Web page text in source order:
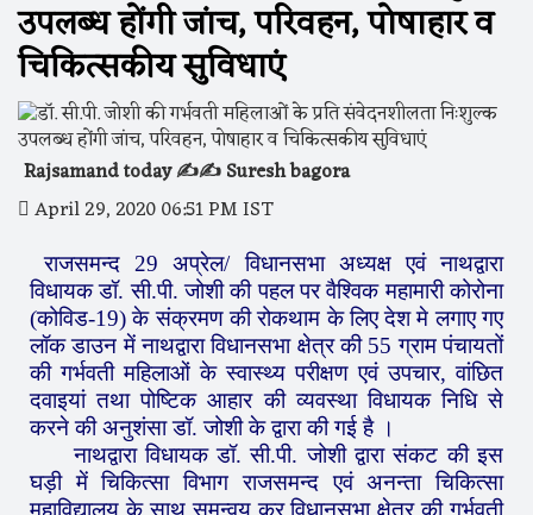
उपलब्ध होंगी जांच, परिवहन, पोषाहार व
चिकित्सकीय सुविधाएं
Rajsamand today ✍️✍️ Suresh bagora
April 29, 2020 06:51 PM IST
राजसमन्द 29 अप्रेल/ विधानसभा अध्यक्ष एवं नाथद्वारा
विधायक डॉ. सी.पी. जोशी की पहल पर वैश्विक महामारी कोरोना
(कोविड-19) के संक्रमण की रोकथाम के लिए देश मे लगाए गए
लॉक डाउन में नाथद्वारा विधानसभा क्षेत्र की 55 ग्राम पंचायतों
की गर्भवती महिलाओं के स्वास्थ्य परीक्षण एवं उपचार, वांछित
दवाइयां तथा पोष्टिक आहार की व्यवस्था विधायक निधि से
करने की अनुशंसा डॉ. जोशी के द्वारा की गई है ।
नाथद्वारा विधायक डॉ. सी.पी. जोशी द्वारा संकट की इस
घड़ी में चिकित्सा विभाग राजसमन्द एवं अनन्ता चिकित्सा
महाविद्यालय के साथ समन्वय कर विधानसभा क्षेत्र की गर्भवती